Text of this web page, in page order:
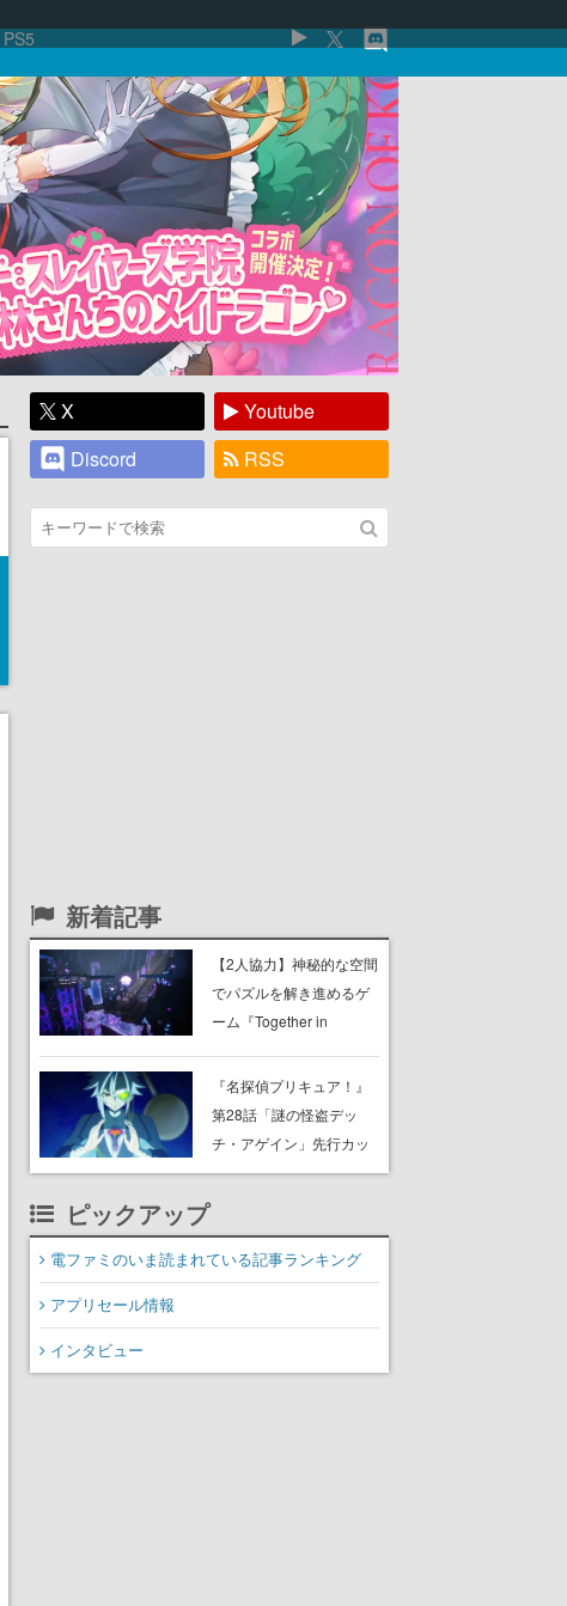
PS5
X
Youtube
Discord
RSS
新着記事
【2人協力】神秘的な空間
でパズルを解き進めるゲ
ーム『Together in
8月8日Steamでリリー
ス。時に忘れ去られた世
界の古代洞窟を舞台に、4
『名探偵プリキュア！』
第28話「謎の怪盗デッ
チ・アゲイン」先行カッ
ト解禁。泣きぼくろにモ
ピックアップ
電ファミのいま読まれている記事ランキング
アプリセール情報
インタビュー